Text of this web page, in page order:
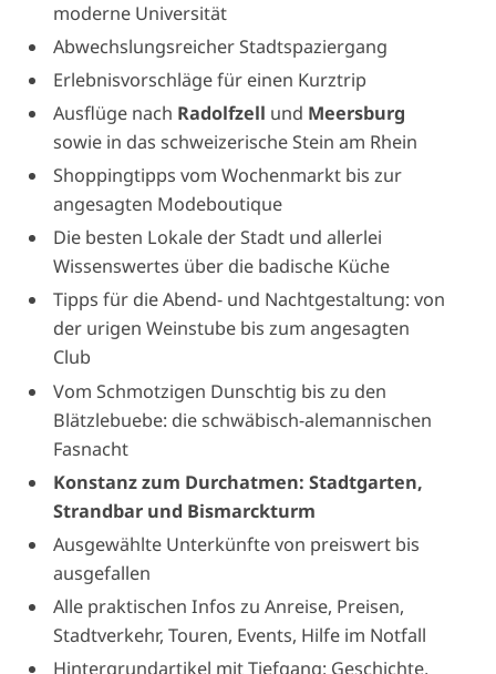
moderne Universität
Abwechslungsreicher Stadtspaziergang
Erlebnisvorschläge für einen Kurztrip
Ausflüge nach Radolfzell und Meersburg
sowie in das schweizerische Stein am Rhein
Shoppingtipps vom Wochenmarkt bis zur
angesagten Modeboutique
Die besten Lokale der Stadt und allerlei
Wissenswertes über die badische Küche
Tipps für die Abend- und Nachtgestaltung: von
der urigen Weinstube bis zum angesagten
Club
Vom Schmotzigen Dunschtig bis zu den
Blätzlebuebe: die schwäbisch-alemannischen
Fasnacht
Konstanz zum Durchatmen: Stadtgarten,
Strandbar und Bismarckturm
Ausgewählte Unterkünfte von preiswert bis
ausgefallen
Alle praktischen Infos zu Anreise, Preisen,
Stadtverkehr, Touren, Events, Hilfe im Notfall
Hintergrundartikel mit Tiefgang: Geschichte,